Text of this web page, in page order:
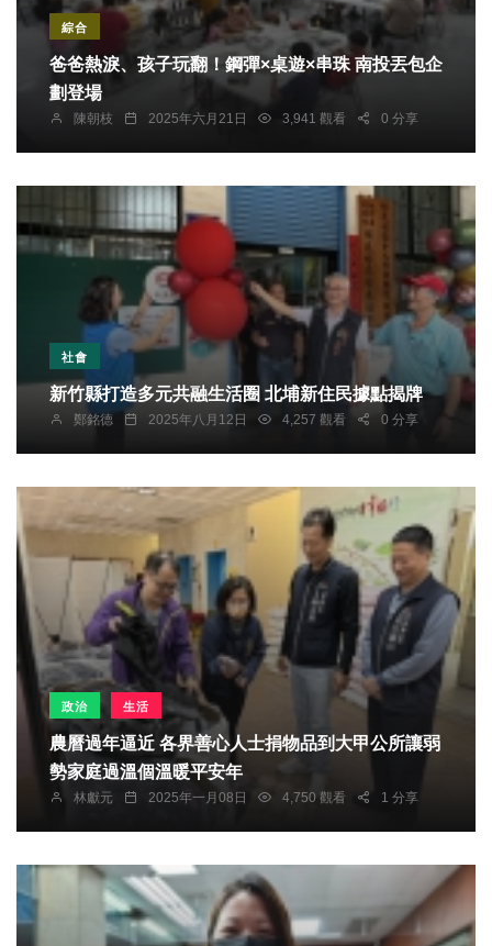
綜合
爸爸熱淚、孩子玩翻！鋼彈×桌遊×串珠 南投丟包企
劃登場
陳朝枝 2025年六月21日 3,941 觀看 0 分享
社會
新竹縣打造多元共融生活圈 北埔新住民據點揭牌
鄭銘德 2025年八月12日 4,257 觀看 0 分享
政治 生活
農曆過年逼近 各界善心人士捐物品到大甲公所讓弱
勢家庭過溫個溫暖平安年
林獻元 2025年一月08日 4,750 觀看 1 分享